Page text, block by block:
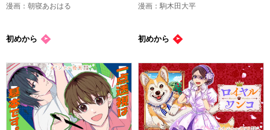
漫画：朝寝あおはる
初めから
漫画：駒木田大平
初めから